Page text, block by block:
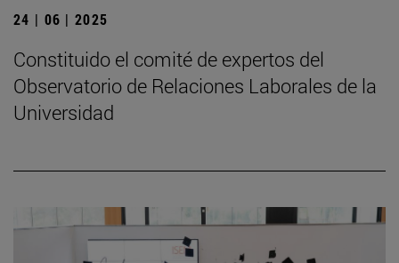
24 | 06 | 2025
Constituido el comité de expertos del
Observatorio de Relaciones Laborales de la
Universidad